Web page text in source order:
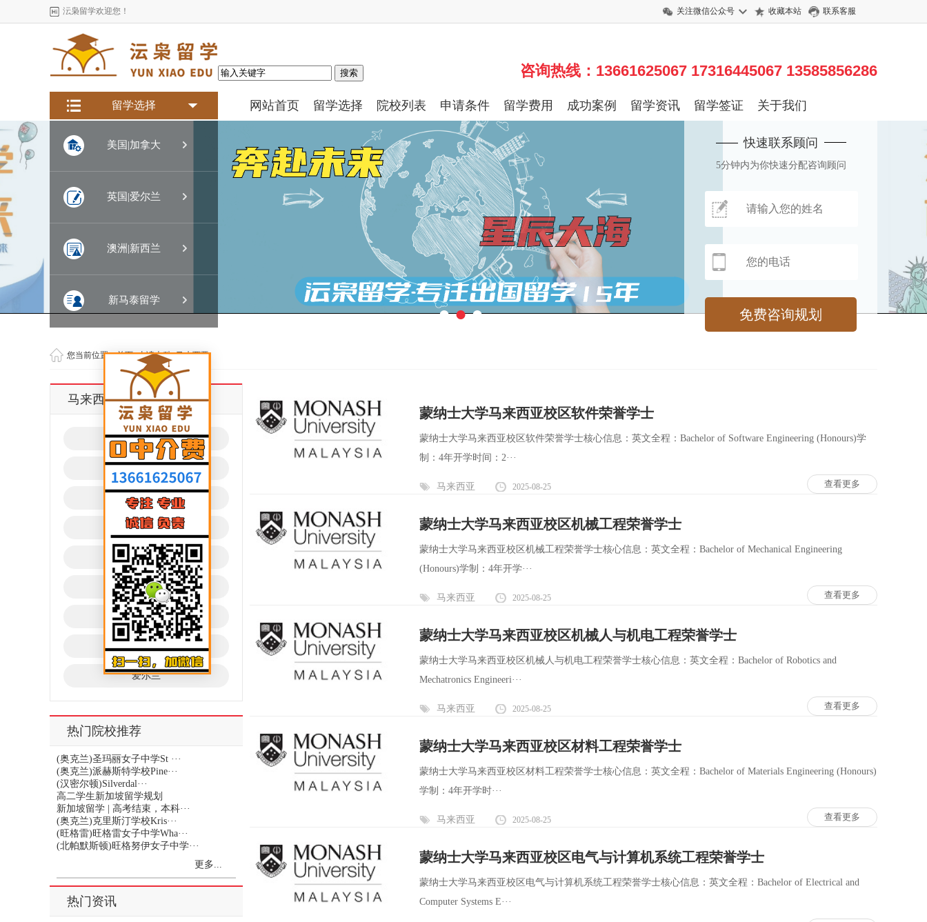
沄枭留学欢迎您！ 关注微信公众号 收藏本站 联系客服
搜索 咨询热线：13661625067 17316445067 13585856286
网站首页 留学选择 院校列表 申请条件 留学费用 成功案例 留学资讯 留学签证 关于我们
留学选择
美国|加拿大 
英国|爱尔兰 
澳洲|新西兰 
新马泰留学 
快速联系顾问
5分钟内为你快速分配咨询顾问
●●●
您当前位置：首页>去读本科>马来西亚
马来西亚
美国
加拿大
英国
澳洲
新西兰
新加坡
马来西亚
泰国
爱尔兰
热门院校推荐
(奥克兰)圣玛丽女子中学St ···
(奥克兰)派赫斯特学校Pine···
(汉密尔顿)Silverdal···
高二学生新加坡留学规划
新加坡留学 | 高考结束，本科···
(奥克兰)克里斯汀学校Kris···
(旺格雷)旺格雷女子中学Wha···
(北帕默斯顿)旺格努伊女子中学···
更多...
热门资讯
蒙纳士大学马来西亚校区软件荣誉学士
蒙纳士大学马来西亚校区软件荣誉学士核心信息：英文全程：Bachelor of Software Engineering (Honours)学
制：4年开学时间：2···
查看更多
马来西亚 2025-08-25
蒙纳士大学马来西亚校区机械工程荣誉学士
蒙纳士大学马来西亚校区机械工程荣誉学士核心信息：英文全程：Bachelor of Mechanical Engineering
(Honours)学制：4年开学···
查看更多
马来西亚 2025-08-25
蒙纳士大学马来西亚校区机械人与机电工程荣誉学士
蒙纳士大学马来西亚校区机械人与机电工程荣誉学士核心信息：英文全程：Bachelor of Robotics and
Mechatronics Engineeri···
查看更多
马来西亚 2025-08-25
蒙纳士大学马来西亚校区材料工程荣誉学士
蒙纳士大学马来西亚校区材料工程荣誉学士核心信息：英文全程：Bachelor of Materials Engineering (Honours)
学制：4年开学时···
查看更多
马来西亚 2025-08-25
蒙纳士大学马来西亚校区电气与计算机系统工程荣誉学士
蒙纳士大学马来西亚校区电气与计算机系统工程荣誉学士核心信息：英文全程：Bachelor of Electrical and
Computer Systems E···